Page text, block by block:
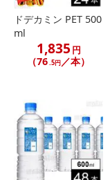
ドデカミン PET 500
ml
1,835 円
（76 .5円 ／本）